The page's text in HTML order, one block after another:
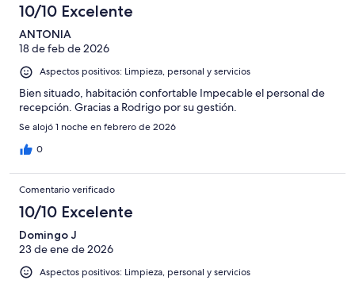
10/10 Excelente
ANTONIA
18 de feb de 2026
Aspectos positivos: Limpieza, personal y servicios
Bien situado, habitación confortable Impecable el personal de
recepción. Gracias a Rodrigo por su gestión.
Se alojó 1 noche en febrero de 2026
0
Comentario verificado
10/10 Excelente
Domingo J
23 de ene de 2026
Aspectos positivos: Limpieza, personal y servicios